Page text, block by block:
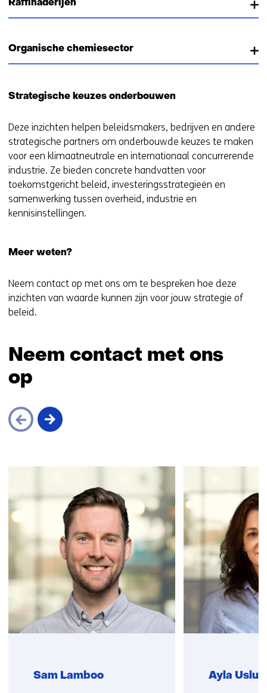
Raffinaderijen
Organische chemiesector
Strategische keuzes onderbouwen
Deze inzichten helpen beleidsmakers, bedrijven en andere
strategische partners om onderbouwde keuzes te maken
voor een klimaatneutrale en internationaal concurrerende
industrie. Ze bieden concrete handvatten voor
toekomstgericht beleid, investeringsstrategieën en
samenwerking tussen overheid, industrie en
kennisinstellingen.
Meer weten?
Neem contact op met ons om te bespreken hoe deze
inzichten van waarde kunnen zijn voor jouw strategie of
beleid.
Neem contact met ons
op
(Neem
contact
met
ons
op)
Sam Lamboo Ayla Uslu